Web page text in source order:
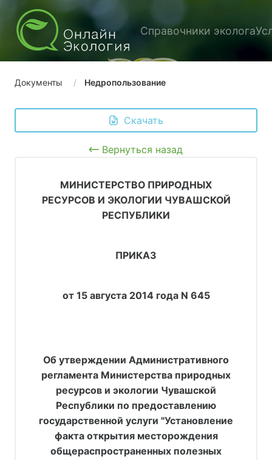
Справочники эколога
Документы Недропользование
Скачать
Вернуться назад
МИНИСТЕРСТВО ПРИРОДНЫХ
РЕСУРСОВ И ЭКОЛОГИИ ЧУВАШСКОЙ
РЕСПУБЛИКИ
ПРИКАЗ
от 15 августа 2014 года N 645
Об утверждении Административного
регламента Министерства природных
ресурсов и экологии Чувашской
Республики по предоставлению
государственной услуги "Установление
факта открытия месторождения
общераспространенных полезных